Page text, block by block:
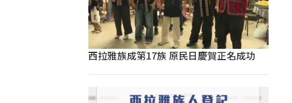
西拉雅族成第17族 原民日慶賀正名成功